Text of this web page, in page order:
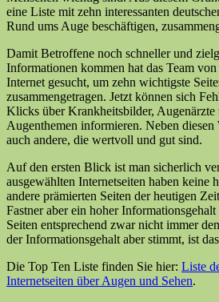
eine Liste mit zehn interessanten
Rund ums Auge beschäftigen,
Damit Betroffene noch schneller und
Informationen kommen hat das Team
Internet gesucht, um zehn wichtigste
zusammengetragen. Jetzt können sich
Klicks über Krankheitsbilder, Augenärzte
Augenthemen informieren. Neben diesen
auch andere, die wertvoll und gut sind.
Auf den ersten Blick ist man sicherlich
ausgewählten Internetseiten haben keine
andere prämierten Seiten der heutigen
Fastner aber ein hoher
Seiten entsprechend zwar nicht immer
der Informationsgehalt aber stimmt, ist
Die Top Ten Liste finden Sie hier: Liste
Internetseiten über Augen und Sehen.